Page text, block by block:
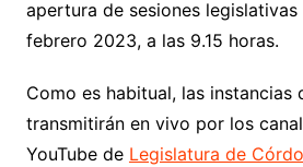
apertura de sesiones legislativas
febrero 2023, a las 9.15 horas.
Como es habitual, las instancias
transmitirán en vivo por los
YouTube de Legislatura de